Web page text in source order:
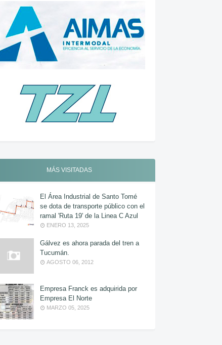
MÁS VISITADAS
El Área Industrial de Santo Tomé
se dota de transporte público con el
ramal 'Ruta 19' de la Linea C Azul
ENERO 13, 2025
Gálvez es ahora parada del tren a
Tucumán.
AGOSTO 06, 2012
Empresa Franck es adquirida por
Empresa El Norte
MARZO 05, 2025